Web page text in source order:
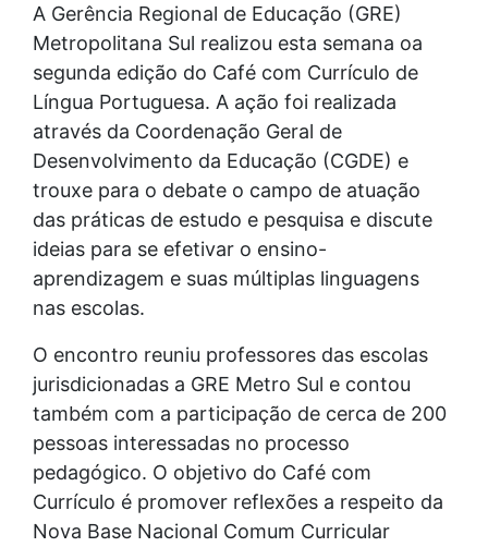
A Gerência Regional de Educação (GRE)
Metropolitana Sul realizou esta semana oa
segunda edição do Café com Currículo de
Língua Portuguesa. A ação foi realizada
através da Coordenação Geral de
Desenvolvimento da Educação (CGDE) e
trouxe para o debate o campo de atuação
das práticas de estudo e pesquisa e discute
ideias para se efetivar o ensino-
aprendizagem e suas múltiplas linguagens
nas escolas.
O encontro reuniu professores das escolas
jurisdicionadas a GRE Metro Sul e contou
também com a participação de cerca de 200
pessoas interessadas no processo
pedagógico. O objetivo do Café com
Currículo é promover reflexões a respeito da
Nova Base Nacional Comum Curricular